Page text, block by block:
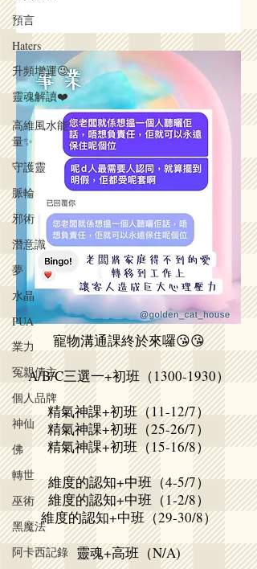
預言
Haters
升頻增運😉
靈魂解讀❤️
高維風水能
量✨
守護靈
脈輪
邪術
潛意識
夢
水晶
PUA
業力
冤親債主
個人品牌
神仙
佛
轉世
巫術
黑魔法
阿卡西記錄
寵物溝通課終於來囉😘😘
A/B/C三選一+初班（1300-1930）
精氣神課+初班（11-12/7）
精氣神課+初班（25-26/7）
精氣神課+初班（15-16/8）
維度的認知+中班（4-5/7）
維度的認知+中班（1-2/8）
維度的認知+中班（29-30/8）
靈魂+高班（N/A)